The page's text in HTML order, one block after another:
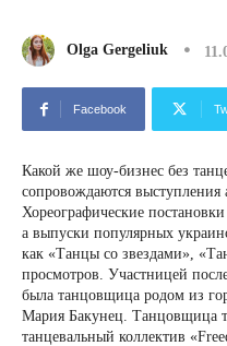
Olga Gergeliuk
Facebook
Какой же шоу-бизнес без
сопровождаются
Хореографические
а выпуски популярных
как «Танцы со звездами»,
просмотров. Участницей
была танцовщица родом из
Мария Бакунец. Танцовщица
танцевальный коллектив